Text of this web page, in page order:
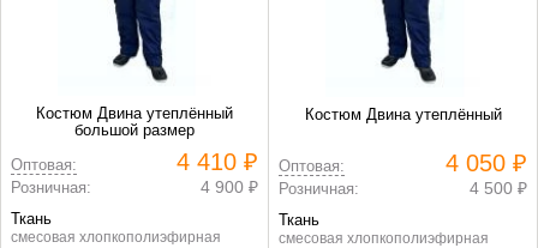
Костюм Двина утеплённый
большой размер
Оптовая:
4 410 ₽
Розничная: 4 900 ₽
Ткань
смесовая хлопкополиэфирная
Костюм Двина утеплённый
Оптовая: 4 050 ₽
Розничная: 4 500 ₽
Ткань
смесовая хлопкополиэфирная